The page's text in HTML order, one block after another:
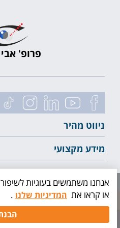
פרופ'
ניווט מהיר
מידע מקצועי
לייעוץ ראשוני
קידום אתרים|
תיאום
אנחנו משתמשים בעוגיות
או קראו את המדיניות שלנו .